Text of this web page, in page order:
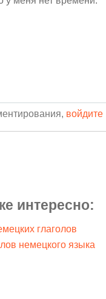
войдите
интересно:
глаголов
немецкого языка